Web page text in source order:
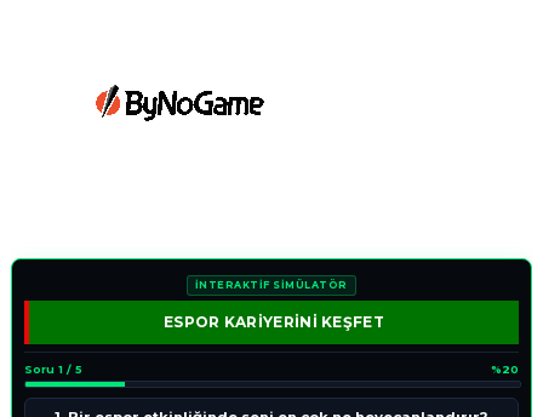
İNTERAKTİF SİMÜLATÖR
ESPOR KARİYERİNİ KEŞFET
Soru 1 / 5 %20